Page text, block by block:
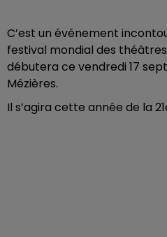
C’est un événement
festival mondial des
débutera ce vendredi 17
Mézières.
Il s’agira cette année de la